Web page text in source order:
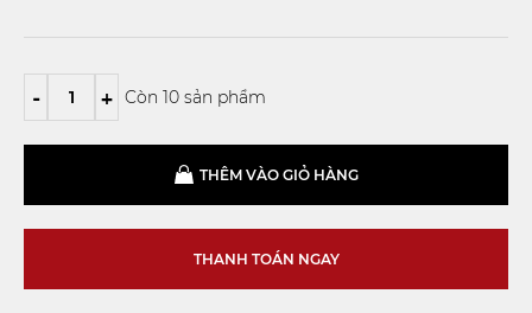
- + Còn 10 sản phẩm
THÊM VÀO GIỎ HÀNG
THANH TOÁN NGAY